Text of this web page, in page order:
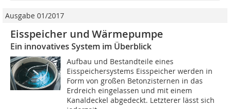
Ausgabe 01/2017
Eisspeicher und Wärmepumpe
Ein innovatives System im Überblick
Aufbau und Bestandteile eines
Eisspeichersystems Eisspeicher werden in
Form von großen Betonzisternen in das
Erdreich eingelassen und mit einem
Kanaldeckel abgedeckt. Letzterer lässt sich